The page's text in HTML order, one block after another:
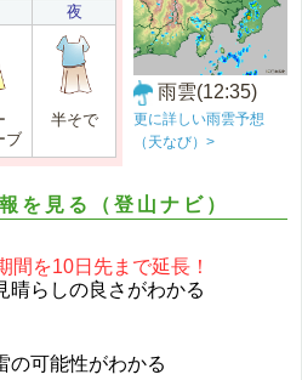
夜
ブ
半そで
雨雲(12:35)
更に詳しい雨雲予想
（天なび）>
を見る（登山ナビ）
間を10日先まで延長！
晴らしの良さがわかる
の可能性がわかる